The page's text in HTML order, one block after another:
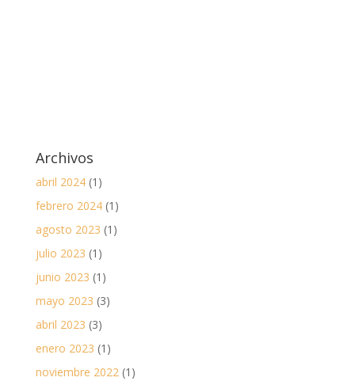
Archivos
abril 2024(1)
febrero 2024(1)
agosto 2023 (1)
julio 2023 (1)
junio 2023 (1)
mayo 2023 (3)
abril 2023 (3)
enero 2023 (1)
noviembre 2022(1)